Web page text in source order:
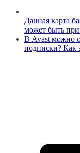
Данная карта
может быть
В Avast можно
подписки? Как